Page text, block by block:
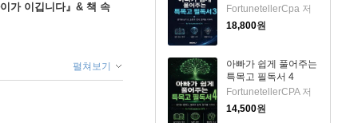
FortunetellerCpa 저
18,800원
아빠가 쉽게 풀어주는
특목고 필독서 4
FortunetellerCPA 저
14,500원
가 이깁니다』& 책 속
펼쳐보기